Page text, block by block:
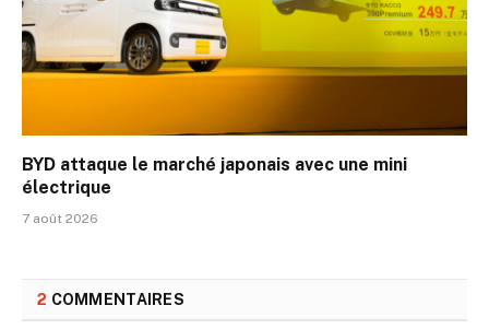
BYD attaque le marché japonais avec une mini
électrique
7 août 2026
2 COMMENTAIRES